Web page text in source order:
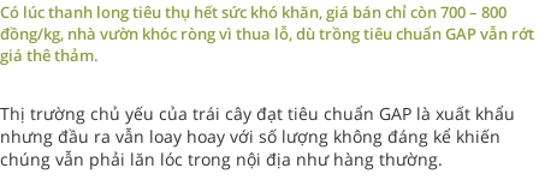
Có lúc thanh long tiêu thụ hết sức khó khăn, giá bán chỉ còn 700 – 800
đồng/kg, nhà vườn khóc ròng vì thua lỗ, dù trồng tiêu chuẩn GAP vẫn rớt
giá thê thảm.
Thị trường chủ yếu của trái cây đạt tiêu chuẩn GAP là xuất khẩu
nhưng đầu ra vẫn loay hoay với số lượng không đáng kể khiến
chúng vẫn phải lăn lóc trong nội địa như hàng thường.